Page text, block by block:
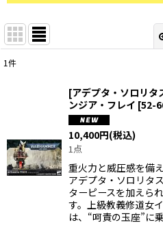
並び順:
絞り
1件
[アデプタ・ソロリタ
ンジア・フレイ [52-
10,400円(税込)
1点
重火力と威圧感を備
アデプタ・ソロリタ
ターピースを加えら
す。上級教義修道女
は、“呵責の玉座”に